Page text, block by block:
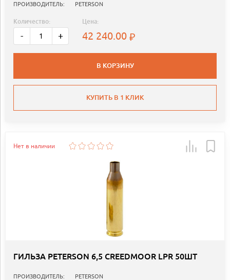
ПРОИЗВОДИТЕЛЬ: PETERSON
Количество:
- +
Цена:
42 240.00
В КОРЗИНУ
КУПИТЬ В 1 КЛИК
Нет в наличии
ГИЛЬЗА PETERSON 6,5 CREEDMOOR LPR 50ШТ
ПРОИЗВОДИТЕЛЬ: PETERSON